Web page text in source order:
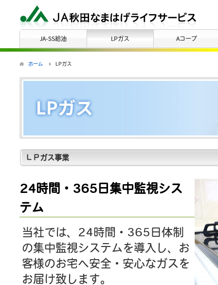
JA-SS給油 LPガス Aコープ
ホーム LPガス
ＬＰガス事業
24時間・365日集中監視シス
テム
当社では、24時間・365日体制
の集中監視システムを導入し、お
客様のお宅へ安全・安心なガスを
お届け致します。